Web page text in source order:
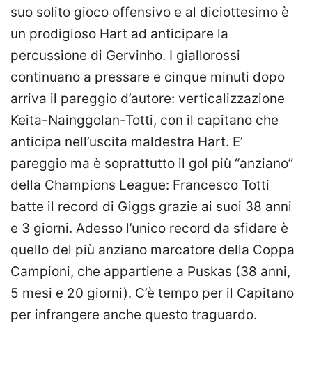
suo solito gioco offensivo e al diciottesimo è
un prodigioso Hart ad anticipare la
percussione di Gervinho. I giallorossi
continuano a pressare e cinque minuti dopo
arriva il pareggio d’autore: verticalizzazione
Keita-Nainggolan-Totti, con il capitano che
anticipa nell’uscita maldestra Hart. E’
pareggio ma è soprattutto il gol più “anziano”
della Champions League: Francesco Totti
batte il record di Giggs grazie ai suoi 38 anni
e 3 giorni. Adesso l’unico record da sfidare è
quello del più anziano marcatore della Coppa
Campioni, che appartiene a Puskas (38 anni,
5 mesi e 20 giorni). C’è tempo per il Capitano
per infrangere anche questo traguardo.